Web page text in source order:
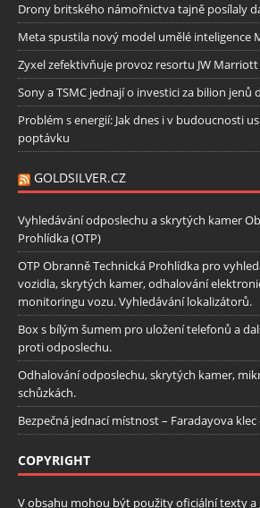
Drony britského námořnictva tajně posílaly
Meta spustila nový model umělé inteligence
Zyxel zefektivňuje provoz resortu JW
Sony a TSMC jednají o investici za bilion jenů
Problém s energií: Jak dnes i v budoucnosti
poptávku
GOLDSILVER.CZ
Vyhledávání odposlechu a skrytých kamer
Prohlídka (OTP)
OTP Obranně Technická Prohlídka pro
vozidla, skrytých kamer, odhalování
monitoringu vozu. Vyhledávání lokalizátorů.
Box s bílým šumem pro uložení telefonů a
proti odposlechu.
Odhalování odposlechu, skrytých kamer,
schůzkách.
Bezpečná jednací místnost – Faradayova
COPYRIGHT
V obsahu mohou být použity oficiální texty